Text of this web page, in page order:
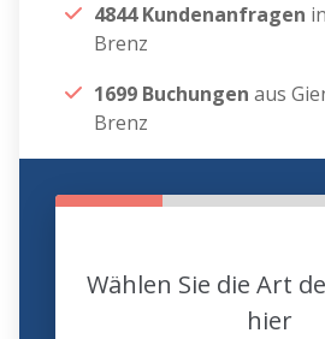
4844 Kundenanfragen
Brenz
1699 Buchungen aus
Brenz
Wählen Sie die Art
hier